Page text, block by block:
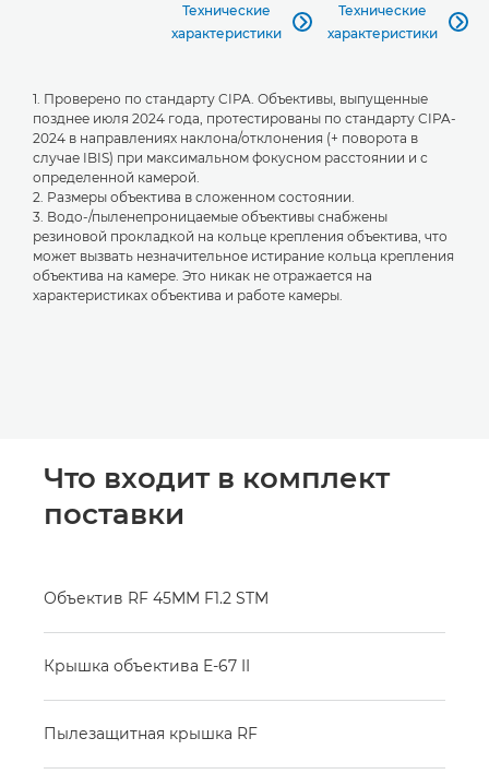
Технические
характеристики

Технические
характеристики

1. Проверено по стандарту CIPA. Объективы, выпущенные
позднее июля 2024 года, протестированы по стандарту CIPA-
2024 в направлениях наклона/отклонения (+ поворота в
случае IBIS) при максимальном фокусном расстоянии и с
определенной камерой.
2. Размеры объектива в сложенном состоянии.
3. Водо-/пыленепроницаемые объективы снабжены
резиновой прокладкой на кольце крепления объектива, что
может вызвать незначительное истирание кольца крепления
объектива на камере. Это никак не отражается на
характеристиках объектива и работе камеры.
Что входит в комплект
поставки
Объектив RF 45MM F1.2 STM
Крышка объектива E-67 II
Пылезащитная крышка RF